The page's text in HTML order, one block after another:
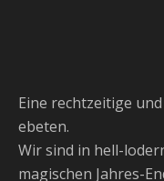
Eine rechtzeitige
ebeten.
Wir sind in hell-
magischen Jahres-